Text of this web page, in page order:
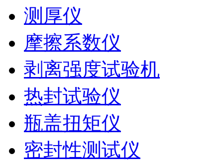
测厚仪
摩擦系数仪
剥离强度试验机
热封试验仪
瓶盖扭矩仪
密封性测试仪